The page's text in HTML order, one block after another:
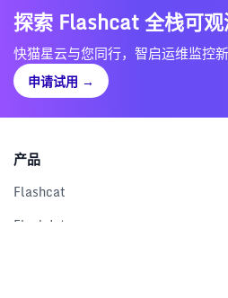
探索 Flashcat 全栈可
快猫星云与您同行，智启运维监控
申请试用 →
产品
Flashcat
Flashduty